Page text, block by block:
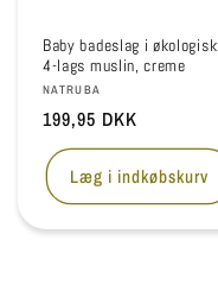
Baby badeslag i økologisk
4-lags muslin, creme
Forhandler:
NATRUBA
Normalpris
199,95 DKK
Læg i indkøbskurv